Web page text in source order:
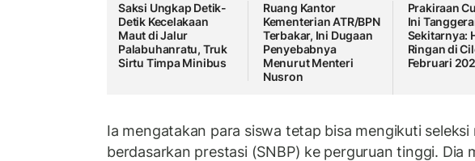
Saksi Ungkap Detik-
Detik Kecelakaan
Maut di Jalur
Palabuhanratu, Truk
Sirtu Timpa Minibus
Ruang Kantor
Kementerian ATR/BPN
Terbakar, Ini Dugaan
Penyebabnya
Menurut Menteri
Nusron
Prakiraan
Ini
Sekitarnya:
Ringan di
Februari
Ia mengatakan para siswa tetap bisa mengikuti seleksi
berdasarkan prestasi (SNBP) ke perguruan tinggi. Dia